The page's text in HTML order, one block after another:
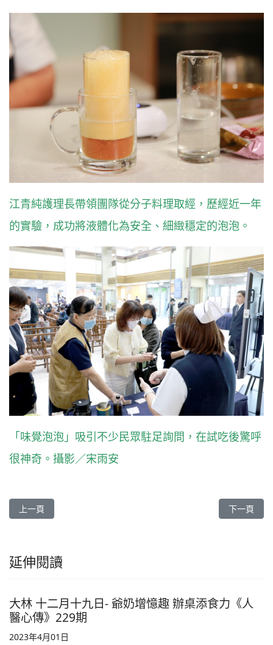
江青純護理長帶領團隊從分子料理取經，歷經近一年
的實驗，成功將液體化為安全、細緻穩定的泡泡。
「味覺泡泡」吸引不少民眾駐足詢問，在試吃後驚呼
很神奇。攝影／宋雨安
上一篇文章: 三義慈院 強化社區醫療 新增耳鼻喉門診《人醫心傳》
上一頁 下一篇文
下一頁
延伸閱讀
大林 十二月十九日- 爺奶增憶趣 辦桌添食力《人
醫心傳》229期
2023年4月01日